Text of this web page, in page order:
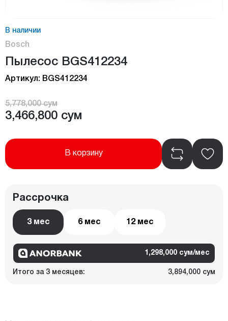
В наличии
Bosch
Пылесос BGS412234
Артикул: BGS412234
5,778,000 сум
3,466,800 сум
В корзину
Рассрочка
3 мес 6 мес 12 мес
1,298,000 сум/мес
Итого за 3 месяцев: 3,894,000 сум